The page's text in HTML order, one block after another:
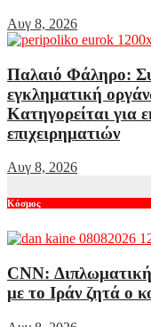
Αυγ 8, 2026
Παλαιό Φάληρο:
εγκληματική
Κατηγορείται για
επιχειρηματιών
Αυγ 8, 2026
Κόσμος
CNN:
με το Ιράν ζητά ο